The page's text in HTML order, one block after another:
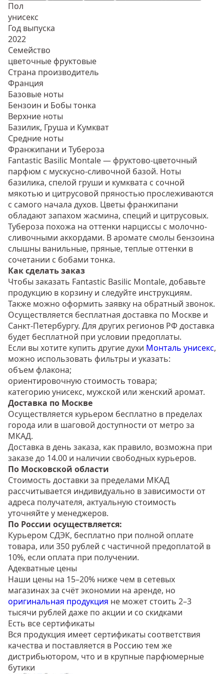
Пол
унисекс
Год выпуска
2022
Семейство
цветочные фруктовые
Страна производитель
Франция
Базовые ноты
Бензоин и Бобы тонка
Верхние ноты
Базилик, Груша и Кумкват
Средние ноты
Франжипани и Тубероза
Fantastic Basilic Montale — фруктово-цветочный
парфюм с мускусно-сливочной базой. Ноты
базилика, спелой груши и кумквата с сочной
мякотью и цитрусовой пряностью прослеживаются
с самого начала духов. Цветы франжипани
обладают запахом жасмина, специй и цитрусовых.
Тубероза похожа на оттенки нарциссы с молочно-
сливочными аккордами. В аромате смолы бензоина
слышны ванильные, пряные, теплые оттенки в
сочетании с бобами тонка.
Как сделать заказ
Чтобы заказать Fantastic Basilic Montale, добавьте
продукцию в корзину и следуйте инструкциям.
Также можно оформить заявку на обратный звонок.
Осуществляется бесплатная доставка по Москве и
Санкт-Петербургу. Для других регионов РФ доставка
будет бесплатной при условии предоплаты.
Если вы хотите купить другие духи Монталь унисекс,
можно использовать фильтры и указать:
объем флакона;
ориентировочную стоимость товара;
категорию унисекс, мужской или женский аромат.
Доставка по Москве
Осуществляется курьером бесплатно в пределах
города или в шаговой доступности от метро за
МКАД.
Доставка в день заказа, как правило, возможна при
заказе до 14.00 и наличии свободных курьеров.
По Московской области
Стоимость доставки за пределами МКАД
рассчитывается индивидуально в зависимости от
адреса получателя, актуальную стоимость
уточняйте у менеджеров.
По России осуществляется:
Курьером СДЭК, бесплатно при полной оплате
товара, или 350 рублей с частичной предоплатой в
10%, если оплата при получении.
Адекватные цены
Наши цены на 15–20% ниже чем в сетевых
магазинах за счёт экономии на аренде, но
оригинальная продукция не может стоить 2–3
тысячи рублей даже по акции и со скидками
Есть все сертификаты
Вся продукция имеет сертификаты соответствия
качества и поставляется в Россию тем же
дистрибьютором, что и в крупные парфюмерные
бутики